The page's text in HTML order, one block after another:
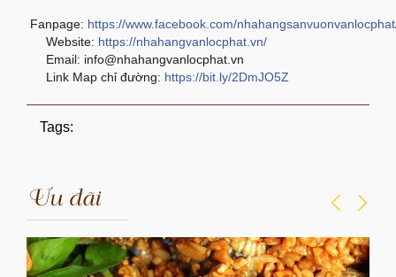
Fanpage: https://www.facebook.com/
Website: https://nhahangvanlocphat.vn/
Email: info@nhahangvanlocphat.vn
Link Map chỉ đường: https://bit.ly/2DmJO5Z
Tags:
Ưu đãi